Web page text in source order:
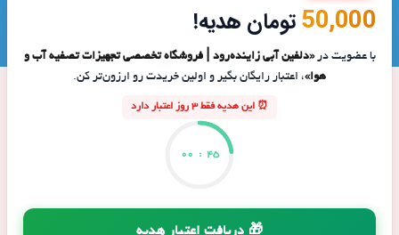
در بهبود سلامت خانواده‌ها و صنایع ایفا کرده است.50,000تومان هدیه!
با عضویت در«دلفین آبی زاینده‌رود | فروشگاه تخصصی تجهیزات تصفیه آب و
هوا»، اعتبار رایگان بگیر و اولین خریدت رو ارزون‌تر کن.
⏰ این هدیه فقط 3 روز اعتبار دارد
45
:
00
🎁 دریافت اعتبار هدیه